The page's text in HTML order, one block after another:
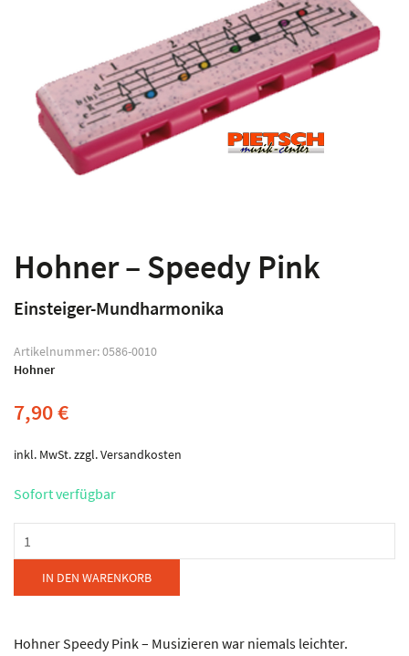
Hohner – Speedy Pink
Einsteiger-Mundharmonika
Artikelnummer:0586-0010
Hohner
7,90€
inkl. MwSt.zzgl.Versandkosten
Sofort verfügbar
-
Speedy
Pink
IN DEN WARENKORB
Hohner Speedy Pink – Musizieren war niemals leichter.